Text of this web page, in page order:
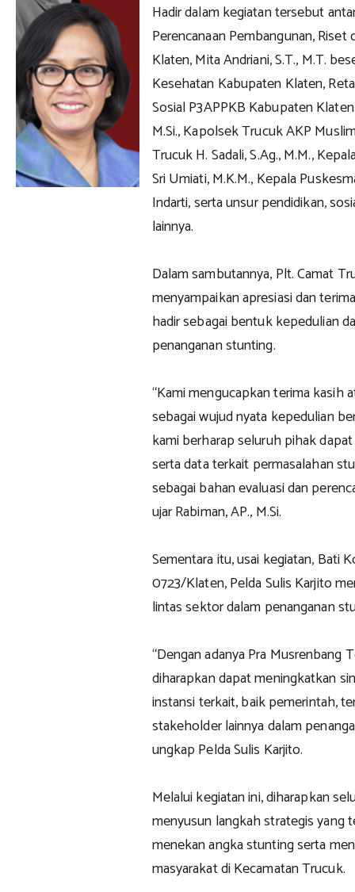
Hadir dalam kegiatan tersebut
Perencanaan Pembangunan,
Klaten, Mita Andriani, S.T., M.T.
Kesehatan Kabupaten Klaten,
Sosial P3APPKB Kabupaten
M.Si., Kapolsek Trucuk AKP
Trucuk H. Sadali, S.Ag., M.M.,
Sri Umiati, M.K.M., Kepala
Indarti, serta unsur pendidikan,
lainnya.
Dalam sambutannya, Plt. Camat
menyampaikan apresiasi dan
hadir sebagai bentuk kepedulian
penanganan stunting.
“Kami mengucapkan terima kasih
sebagai wujud nyata kepedulian
kami berharap seluruh pihak
serta data terkait permasalahan
sebagai bahan evaluasi dan
ujar Rabiman, AP., M.Si.
Sementara itu, usai kegiatan, Bati
0723/Klaten, Pelda Sulis Karjito
lintas sektor dalam penanganan
“Dengan adanya Pra
diharapkan dapat meningkatkan
instansi terkait, baik pemerintah,
stakeholder lainnya dalam
ungkap Pelda Sulis Karjito.
Melalui kegiatan ini, diharapkan
menyusun langkah strategis yang
menekan angka stunting serta
masyarakat di Kecamatan Trucuk.